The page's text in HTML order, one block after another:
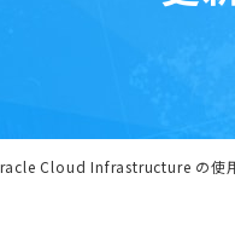
Cloud Infrastructure の使